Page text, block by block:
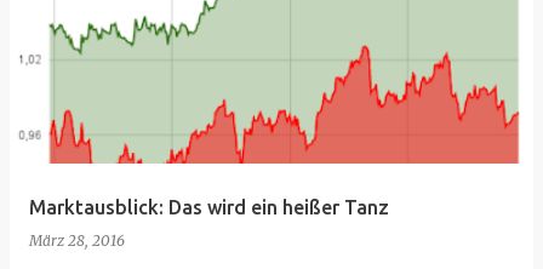
Marktausblick: Das wird ein heißer Tanz
März 28, 2016